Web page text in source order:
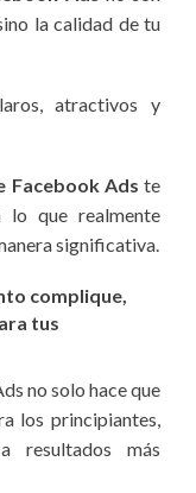
la calidad de tu
atractivos y
Facebook Ads te
lo que realmente
significativa.
complique,
tus
no solo hace que
los principiantes,
resultados más